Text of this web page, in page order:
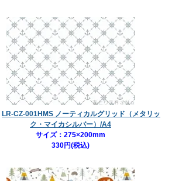
LR-CZ-001HMS ノーティカルグリッド（メタリッ
ク・マイカシルバー）/A4
サイズ：275×200mm
330円(税込)